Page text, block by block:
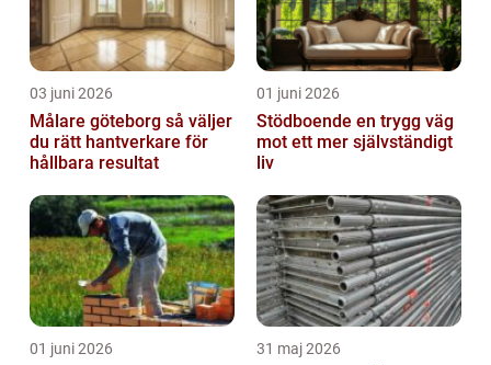
03 juni 2026
Målare göteborg så väljer
du rätt hantverkare för
hållbara resultat
01 juni 2026
Stödboende en trygg väg
mot ett mer självständigt
liv
01 juni 2026 31 maj 2026